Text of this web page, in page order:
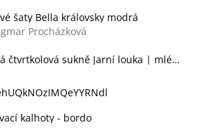
šaty Bella královsky modrá
produktu je 5 z 5 hvězdiček.
Procházková
Dámská čtvrtkolová sukně Jarní louka | mléčné hedvábí
produktu je 2 z 5 hvězdiček.
kalhoty - bordo